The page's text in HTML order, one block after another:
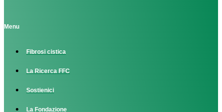
Menu
Fibrosi cistica
La Ricerca FFC
Sostienici
La Fondazione